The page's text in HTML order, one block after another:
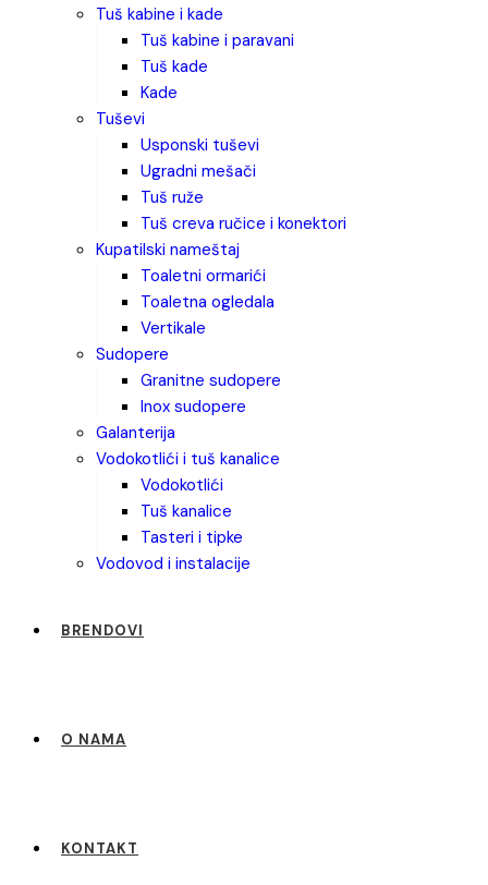
tuš kabine i kade
tuš kabine i paravani
tuš kade
kade
tuševi
usponski tuševi
ugradni mešači
tuš ruže
tuš creva ručice i konektori
kupatilski nameštaj
toaletni ormarići
toaletna ogledala
vertikale
sudopere
granitne sudopere
inox sudopere
galanterija
vodokotlići i tuš kanalice
vodokotlići
tuš kanalice
tasteri i tipke
vodovod i instalacije
BRENDOVI
O NAMA
KONTAKT